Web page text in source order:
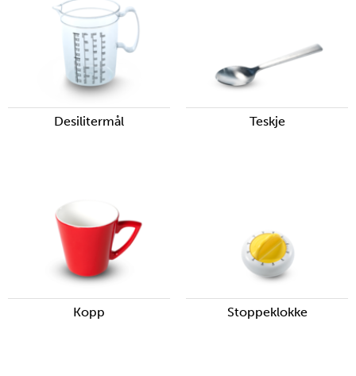
Desilitermål Teskje
Kopp Stoppeklokke